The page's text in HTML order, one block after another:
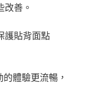
善。
護貼背面點
體驗更流暢，